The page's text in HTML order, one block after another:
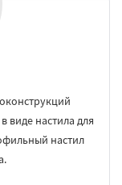
виде настила для
настил